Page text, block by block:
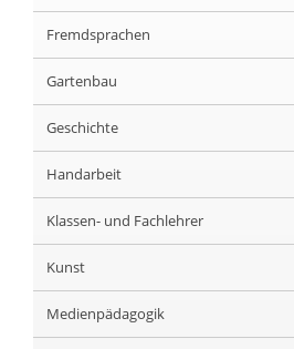
Fremdsprachen
Gartenbau
Geschichte
Handarbeit
Klassen- und Fachlehrer
Kunst
Medienpädagogik